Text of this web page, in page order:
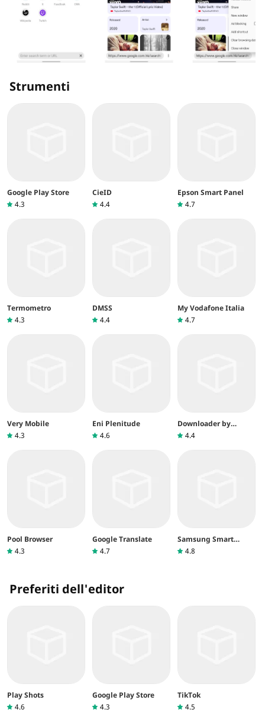
Strumenti
Google Play Store
4.3
CieID
4.4
Epson Smart Panel
4.7
Termometro
4.3
DMSS
4.4
My Vodafone Italia
4.7
Very Mobile
4.3
Eni Plenitude
4.6
Downloader by
AFTVnews
4.4
Pool Browser
4.3
Google Translate
4.7
Samsung Smart
Switch Mobile
4.8
Preferiti dell'editor
Play Shots
4.6
Google Play Store
4.3
TikTok
4.5